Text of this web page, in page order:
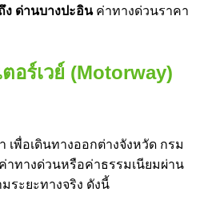
ด่านบางปะอิน ค่าทางด่วนราคา
อร์เวย์ (Motorway)
เพื่อเดินทางออกต่างจังหวัด กรม
ค่าทางด่วนหรือค่าธรรมเนียมผ่าน
ระยะทางจริง ดังนี้